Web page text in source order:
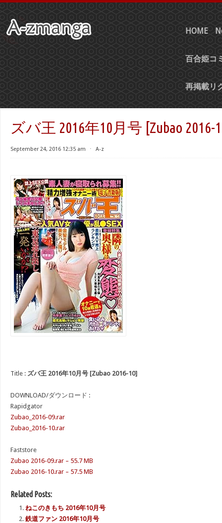
HOME
百合姫コ
再掲載リ
ズバ王 2016年10月号 [Zubao 2016-
September 24, 2016 12:35 am ⋅ A-z
Title : ズバ王 2016年10月号 [Zubao 2016-10]
DOWNLOAD/ダウンロード :
Rapidgator
Zubao_2016-09.rar
Zubao_2016-10.rar
Faststore
Zubao 2016-09.rar – 55.7 MB
Zubao 2016-10.rar – 57.5 MB
Related Posts:
ねこのきもち 2016年10月号
鉄道ファン 2016年10月号